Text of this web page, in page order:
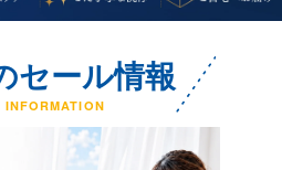
セール情報
INFORMATION